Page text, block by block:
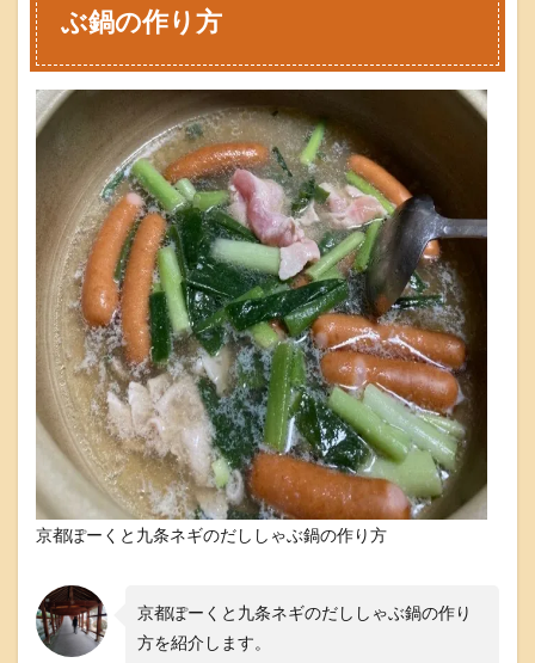
ゃ
ぶ
の
食
方
七
味
を
振
り
か
け
て
食
べ
る
ポ
ン
酢
に
付
け
べ
る
4
ぶ鍋の作り方
京都ぽーくと九条ネギのだししゃぶ鍋の作り方
京都ぽーくと九条ネギのだししゃぶ鍋の作り
方を紹介します。